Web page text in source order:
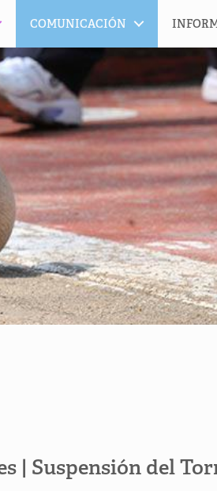
COMUNICACIÓN
| Suspensión del